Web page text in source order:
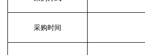
采购时间